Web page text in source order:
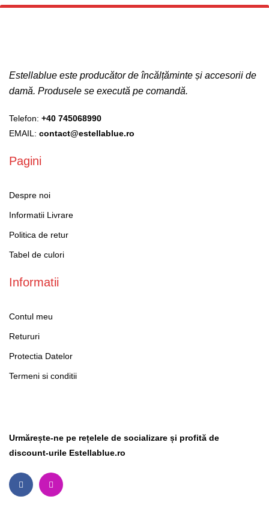
Estellablue este producător de încălțăminte și accesorii de
damă. Produsele se execută pe comandă.
Telefon: +40 745068990
EMAIL: contact@estellablue.ro
Pagini
Despre noi
Informatii Livrare
Politica de retur
Tabel de culori
Informatii
Contul meu
Retururi
Protectia Datelor
Termeni si conditii
Urmărește-ne pe rețelele de socializare și profită de
discount-urile Estellablue.ro